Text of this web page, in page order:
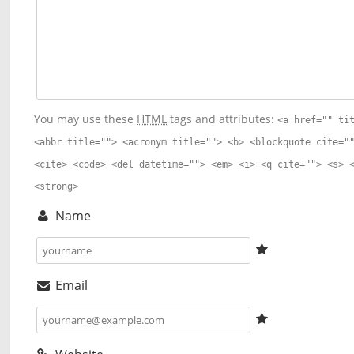
You may use these HTML tags and attributes:<a href=""
<abbr title=""> <acronym title=""> <b> <blockquote
<cite> <code> <del datetime=""> <em> <i> <q cite=""> <s>
<strong>
Name
Email